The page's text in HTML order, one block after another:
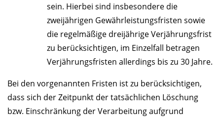
sein. Hierbei sind insbesondere die
zweijährigen Gewährleistungsfristen sowie
die regelmäßige dreijährige Verjährungsfrist
zu berücksichtigen, im Einzelfall betragen
Verjährungsfristen allerdings bis zu 30 Jahre.
Bei den vorgenannten Fristen ist zu berücksichtigen,
dass sich der Zeitpunkt der tatsächlichen Löschung
bzw. Einschränkung der Verarbeitung aufgrund